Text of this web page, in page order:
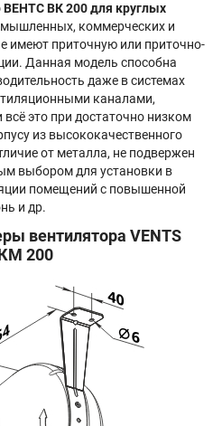
ВК 200 для круглых
коммерческих и
имеют приточную или приточно-
Данная модель способна
даже в системах
каналами,
это при достаточно низком
из высококачественного
от металла, не подвержен
выбором для установки в
помещений с повышенной
и др.
вентилятора VENTS
200